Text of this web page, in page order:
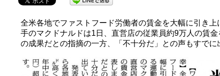
全米各地でファストフード労働者の賃金を大幅に引き
手のマクドナルドは1日、直営店の従業員約9万人の賃
の成果だとの指摘の一方、「不十分だ」との声もすでに